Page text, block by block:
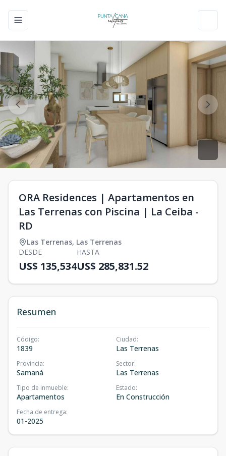
Toggle navigation menu
ORA Residences | Apartamentos en
Las Terrenas con Piscina | La Ceiba -
RD
Las Terrenas, Las Terrenas
DESDE
US$ 135,534
HASTA
US$ 285,831.52
Resumen
Código:
1839
Ciudad:
Las Terrenas
Provincia:
Samaná
Sector:
Las Terrenas
Tipo de inmueble:
Apartamentos
Estado:
En Construcción
Fecha de entrega:
01-2025